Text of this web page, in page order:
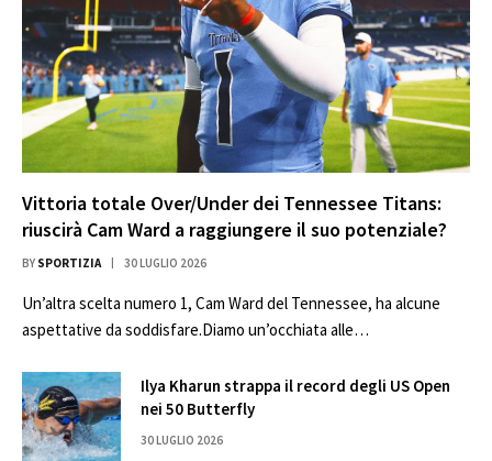
Vittoria totale Over/Under dei Tennessee Titans:
riuscirà Cam Ward a raggiungere il suo potenziale?
BY SPORTIZIA 30 LUGLIO 2026
Un’altra scelta numero 1, Cam Ward del Tennessee, ha alcune
aspettative da soddisfare.Diamo un’occhiata alle…
Ilya Kharun strappa il record degli US Open
nei 50 Butterfly
30 LUGLIO 2026